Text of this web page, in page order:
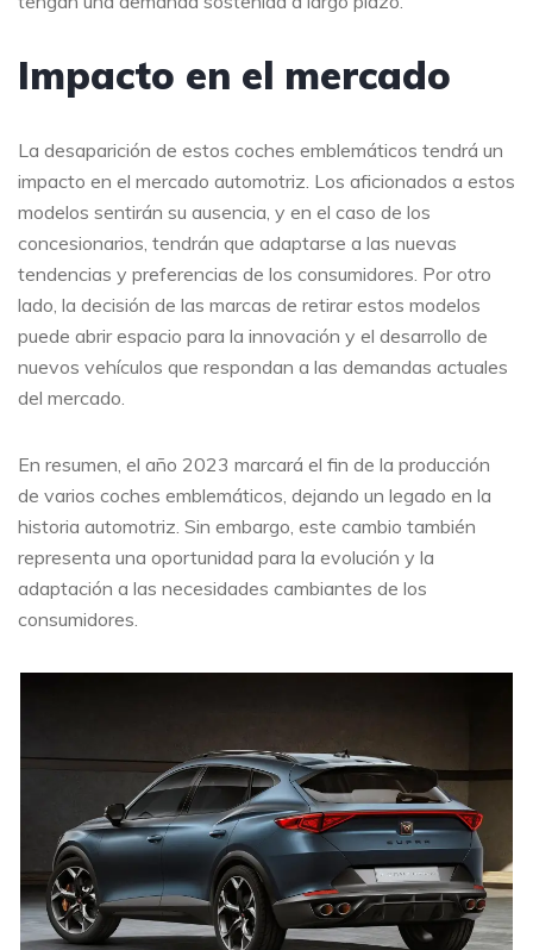
Impacto en el mercado
La desaparición de estos coches emblemáticos tendrá un
impacto en el mercado automotriz. Los aficionados a estos
modelos sentirán su ausencia, y en el caso de los
concesionarios, tendrán que adaptarse a las nuevas
tendencias y preferencias de los consumidores. Por otro
lado, la decisión de las marcas de retirar estos modelos
puede abrir espacio para la innovación y el desarrollo de
nuevos vehículos que respondan a las demandas actuales
del mercado.
En resumen, el año 2023 marcará el fin de la producción
de varios coches emblemáticos, dejando un legado en la
historia automotriz. Sin embargo, este cambio también
representa una oportunidad para la evolución y la
adaptación a las necesidades cambiantes de los
consumidores.